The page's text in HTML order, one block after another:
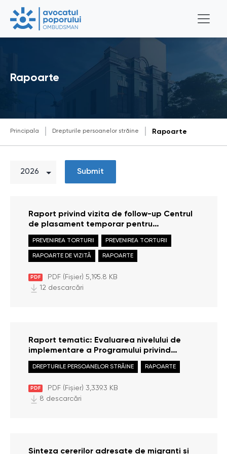
Rapoarte
Principala Drepturile persoanelor străine Rapoarte
Submit
Raport privind vizita de follow-up Centrul
de plasament temporar pentru
persoanele cu dizabilități (adulte)
Bădiceni, Soroca (11 iunie 2026)
PDF PDF (Fișier) 5,195.8 KB
PREVENIREA TORTURII PREVENIREA TORTURII
RAPOARTE DE VIZITĂ RAPOARTE
12 descarcări
Raport tematic: Evaluarea nivelului de
implementare a Programului privind
gestionarea fluxului migrațional, azilului și
integrării străinilor pentru anii 2022 – 2025
PDF PDF (Fișier) 3,339.3 KB
DREPTURILE PERSOANELOR STRĂINE RAPOARTE
8 descarcări
Sinteza cererilor adresate de migranți și